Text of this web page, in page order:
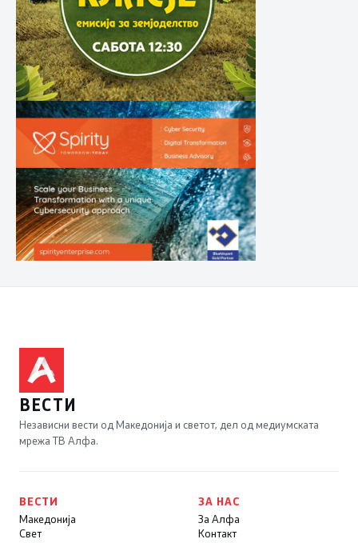
ВЕСТИ
Независни вести од Македонија и светот, дел од медиумската
мрежа ТВ Алфа.
ВЕСТИ
Македонија
Свет
ЗА НАС
За Алфа
Контакт